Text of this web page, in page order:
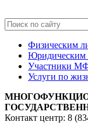
Физическим
Юридическим
Участники
Услуги по
Контакт центр: 8